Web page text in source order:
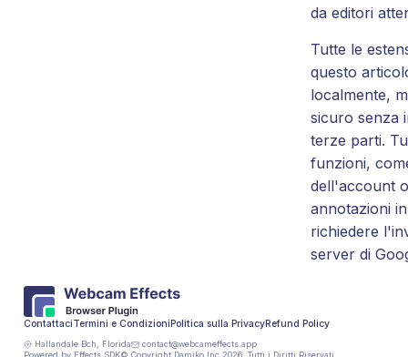
da editori
Tutte le
questo
localmente,
sicuro senza
terze parti.
funzioni,
dell'account
annotazioni
richiedere
server di
ContattaciTermini e CondizioniPolitica sulla PrivacyRefund Policy
Hallandale Bch, Florida
contact@webcameffects.app
Powered by Effects SDK© Copyright Damiko Inc 2026 . Tutti i Diritti Riservati.